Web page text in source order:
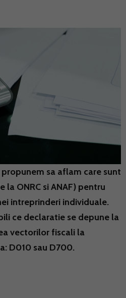
sa aflam care sunt
ONRC si ANAF) pentru
intreprinderi individuale.
ce declaratie se depune la
vectorilor fiscali la
D010 sau D700.